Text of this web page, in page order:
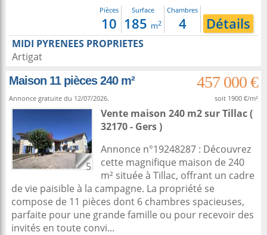
Pièces
10
Surface
185 m2
Chambres
4 Détails
MIDI PYRENEES PROPRIETES
Artigat
Maison 11 pièces 240 m²
457 000 €
Annonce gratuite du 12/07/2026. soit 1900 €/m²
5
Vente maison 240 m2surTillac(
32170 - Gers )
Annonce n°19248287 : Découvrez
cette magnifique maison de 240
m² située à Tillac, offrant un cadre
de vie paisible à la campagne. La propriété se
compose de 11 pièces dont 6 chambres spacieuses,
parfaite pour une grande famille ou pour recevoir des
invités en toute convi...